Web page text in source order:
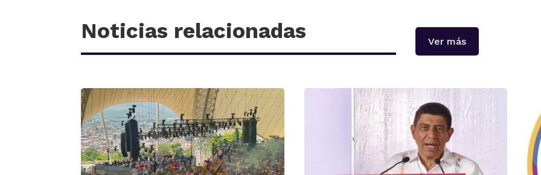
Noticias relacionadas Ver más